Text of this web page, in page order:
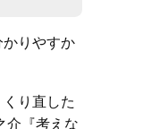
りやすか
り直した
介『考えな